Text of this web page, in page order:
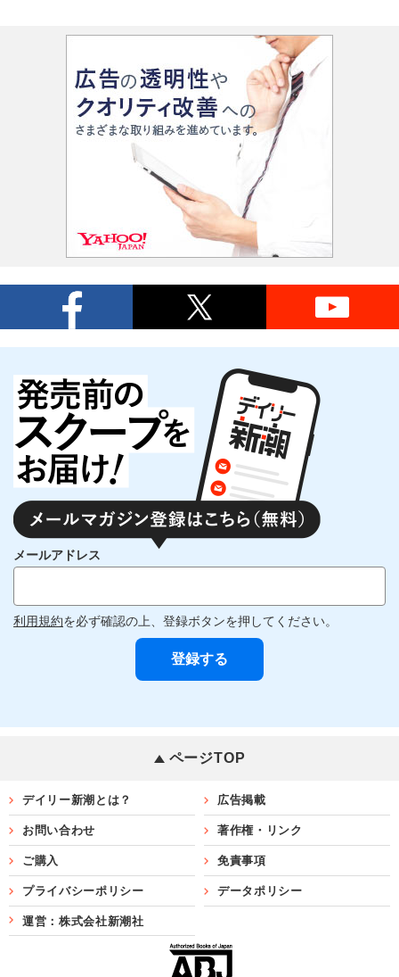
メールアドレス
利用規約を必ず確認の上、登録ボタンを押してください。
ページTOP
デイリー新潮とは？ 広告掲載
お問い合わせ 著作権・リンク
ご購入 免責事項
プライバシーポリシー データポリシー
運営：株式会社新潮社